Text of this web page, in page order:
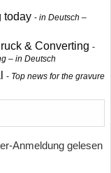
today
in Deutsch –
& Converting
– in Deutsch
Top news for the gravure
Anmeldung gelesen